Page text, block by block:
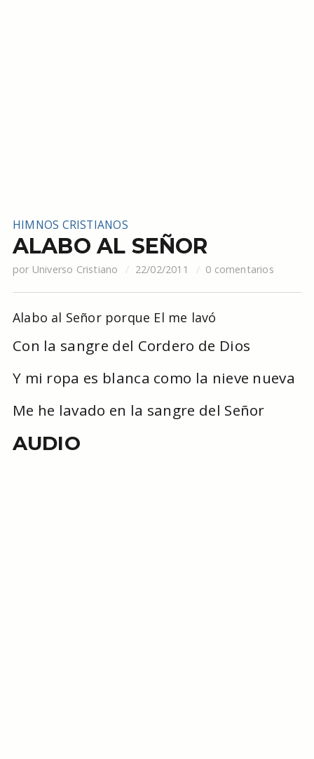
HIMNOS CRISTIANOS
ALABO AL SEÑOR
por Universo Cristiano 22/02/2011 0 comentarios
Alabo al Señor porque El me lavó
Con la sangre del Cordero de Dios
Y mi ropa es blanca como la nieve nueva
Me he lavado en la sangre del Señor
AUDIO